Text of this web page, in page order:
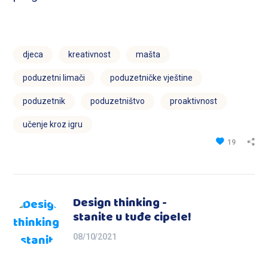
djeca kreativnost mašta
poduzetni limači poduzetničke vještine
poduzetnik poduzetništvo proaktivnost
učenje kroz igru
19
Design thinking -
stanite u tuđe cipele!
08/10/2021